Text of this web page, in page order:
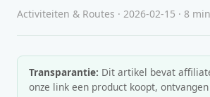
Activiteiten & Routes · 2026-02-15 · 8
Transparantie: Dit artikel bevat
onze link een product koopt,